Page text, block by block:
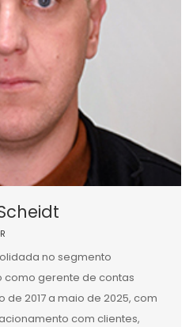
no segmento
como gerente de contas
de 2017 a maio de 2025, com
com clientes,